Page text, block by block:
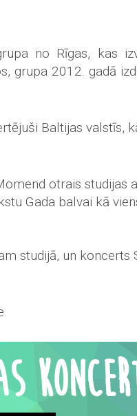
no Rīgas, kas
grupa 2012. gadā
Baltijas valstīs,
otrais studijas
Gada balvai kā
studijā, un koncerts